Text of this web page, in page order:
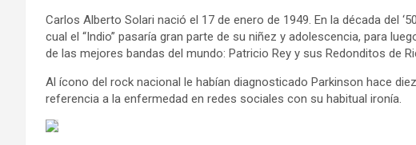
Carlos Alberto Solari nació el 17 de enero de 1949. En la década del
cual el “Indio” pasaría gran parte de su niñez y adolescencia, para
de las mejores bandas del mundo: Patricio Rey y sus Redonditos de
Al ícono del rock nacional le habían diagnosticado Parkinson hace
referencia a la enfermedad en redes sociales con su habitual ironía.